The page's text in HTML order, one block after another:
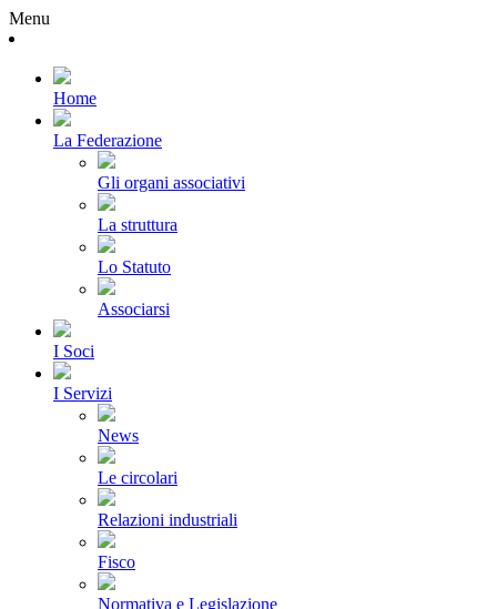
Menu
Home
La Federazione
Gli organi associativi
La struttura
Lo Statuto
Associarsi
I Soci
I Servizi
News
Le circolari
Relazioni industriali
Fisco
Normativa e Legislazione